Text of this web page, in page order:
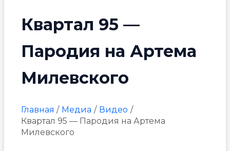
Квартал 95 —
Пародия на Артема
Милевского
Главная Медиа
Видео
Квартал 95 — Пародия на Артема
Милевского